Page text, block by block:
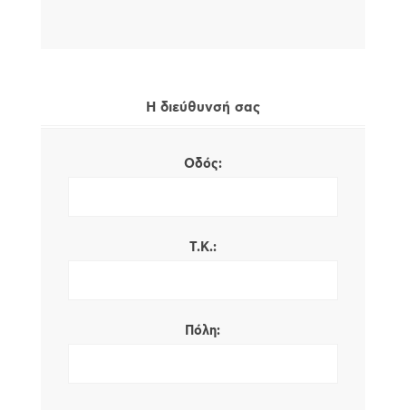
Η διεύθυνσή σας
Οδός:
Τ.Κ.:
Πόλη: